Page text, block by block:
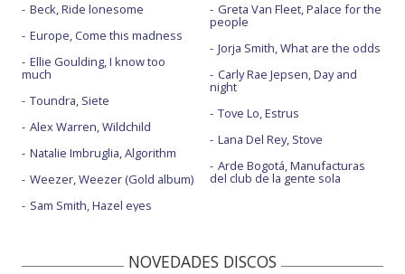
Beck, Ride lonesome
Europe, Come this madness
Ellie Goulding, I know too
much
Toundra, Siete
Alex Warren, Wildchild
Natalie Imbruglia, Algorithm
Weezer, Weezer (Gold album)
Sam Smith, Hazel eyes
Greta Van Fleet, Palace for the
people
Jorja Smith, What are the odds
Carly Rae Jepsen, Day and
night
Tove Lo, Estrus
Lana Del Rey, Stove
Arde Bogotá, Manufacturas
del club de la gente sola
NOVEDADES DISCOS